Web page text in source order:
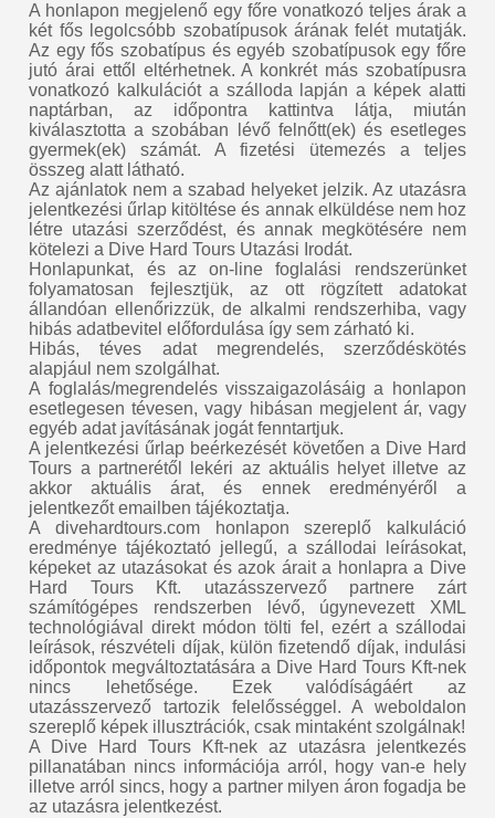
A honlapon megjelenő egy főre vonatkozó teljes árak a
két fős legolcsóbb szobatípusok árának felét mutatják.
Az egy fős szobatípus és egyéb szobatípusok egy főre
jutó árai ettől eltérhetnek. A konkrét más szobatípusra
vonatkozó kalkulációt a szálloda lapján a képek alatti
naptárban, az időpontra kattintva látja, miután
kiválasztotta a szobában lévő felnőtt(ek) és esetleges
gyermek(ek) számát. A fizetési ütemezés a teljes
összeg alatt látható.
Az ajánlatok nem a szabad helyeket jelzik. Az utazásra
jelentkezési űrlap kitöltése és annak elküldése nem hoz
létre utazási szerződést, és annak megkötésére nem
kötelezi a Dive Hard Tours Utazási Irodát.
Honlapunkat, és az on-line foglalási rendszerünket
folyamatosan fejlesztjük, az ott rögzített adatokat
állandóan ellenőrizzük, de alkalmi rendszerhiba, vagy
hibás adatbevitel előfordulása így sem zárható ki.
Hibás, téves adat megrendelés, szerződéskötés
alapjául nem szolgálhat.
A foglalás/megrendelés visszaigazolásáig a honlapon
esetlegesen tévesen, vagy hibásan megjelent ár, vagy
egyéb adat javításának jogát fenntartjuk.
A jelentkezési űrlap beérkezését követően a Dive Hard
Tours a partnerétől lekéri az aktuális helyet illetve az
akkor aktuális árat, és ennek eredményéről a
jelentkezőt emailben tájékoztatja.
A divehardtours.com honlapon szereplő kalkuláció
eredménye tájékoztató jellegű, a szállodai leírásokat,
képeket az utazásokat és azok árait a honlapra a Dive
Hard Tours Kft. utazásszervező partnere zárt
számítógépes rendszerben lévő, úgynevezett XML
technológiával direkt módon tölti fel, ezért a szállodai
leírások, részvételi díjak, külön fizetendő díjak, indulási
időpontok megváltoztatására a Dive Hard Tours Kft-nek
nincs lehetősége. Ezek valódíságáért az
utazásszervező tartozik felelősséggel. A weboldalon
szereplő képek illusztrációk, csak mintaként szolgálnak!
A Dive Hard Tours Kft-nek az utazásra jelentkezés
pillanatában nincs információja arról, hogy van-e hely
illetve arról sincs, hogy a partner milyen áron fogadja be
az utazásra jelentkezést.